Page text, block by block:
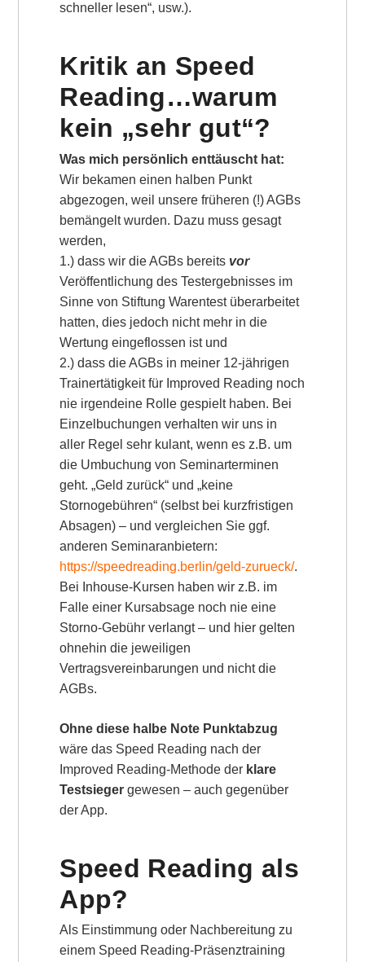
schneller lesen“, usw.).
Kritik an Speed
Reading…warum
kein „sehr gut“?
Was mich persönlich enttäuscht hat:
Wir bekamen einen halben Punkt
abgezogen, weil unsere früheren (!) AGBs
bemängelt wurden. Dazu muss gesagt
werden,
1.) dass wir die AGBs bereits vor
Veröffentlichung des Testergebnisses im
Sinne von Stiftung Warentest überarbeitet
hatten, dies jedoch nicht mehr in die
Wertung eingeflossen ist und
2.) dass die AGBs in meiner 12-jährigen
Trainertätigkeit für Improved Reading noch
nie irgendeine Rolle gespielt haben. Bei
Einzelbuchungen verhalten wir uns in
aller Regel sehr kulant, wenn es z.B. um
die Umbuchung von Seminarterminen
geht. „Geld zurück“ und „keine
Stornogebühren“ (selbst bei kurzfristigen
Absagen) – und vergleichen Sie ggf.
anderen Seminaranbietern:
https://speedreading.berlin/geld-zurueck/.
Bei Inhouse-Kursen haben wir z.B. im
Falle einer Kursabsage noch nie eine
Storno-Gebühr verlangt – und hier gelten
ohnehin die jeweiligen
Vertragsvereinbarungen und nicht die
AGBs.
Ohne diese halbe Note Punktabzug
wäre das Speed Reading nach der
Improved Reading-Methode der klare
Testsieger gewesen – auch gegenüber
der App.
Speed Reading als
App?
Als Einstimmung oder Nachbereitung zu
einem Speed Reading-Präsenztraining